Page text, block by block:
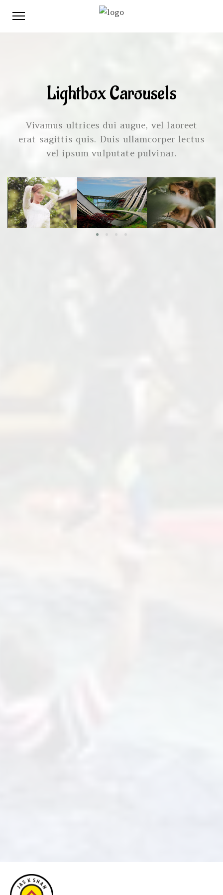
Lightbox Carousels
Vivamus ultrices dui augue, vel laoreet
erat sagittis quis. Duis ullamcorper lectus
vel ipsum vulputate pulvinar.